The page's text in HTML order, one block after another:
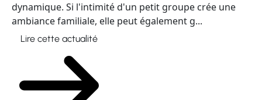
dynamique. Si l'intimité d'un petit groupe crée une
ambiance familiale, elle peut également g...
Lire cette actualité